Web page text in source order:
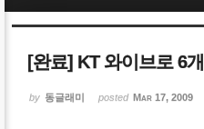
[완료] KT 와이브로 6
by 동글래미 posted Mar 17, 2009
Sketchbook5,
Sketchbook5,